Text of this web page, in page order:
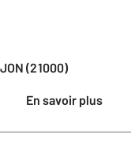
(21000)
En savoir plus